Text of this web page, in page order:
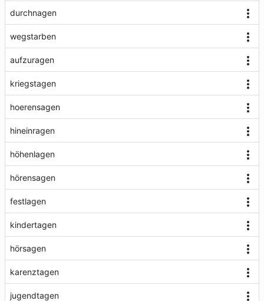
durchnagen
wegstarben
aufzuragen
kriegstagen
hoerensagen
hineinragen
höhenlagen
hörensagen
festlagen
kindertagen
hörsagen
karenztagen
jugendtagen